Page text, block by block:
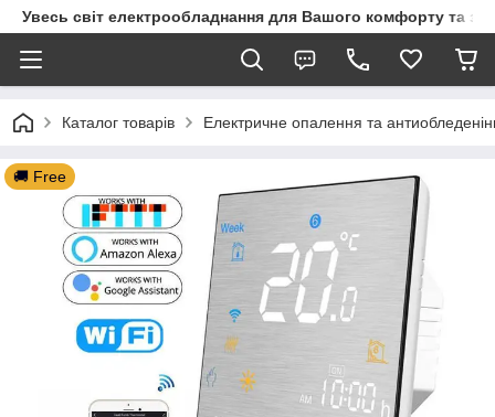
Увесь світ електрообладнання для Вашого комфорту та
Каталог товарів Електричне опалення та
🚚 Free